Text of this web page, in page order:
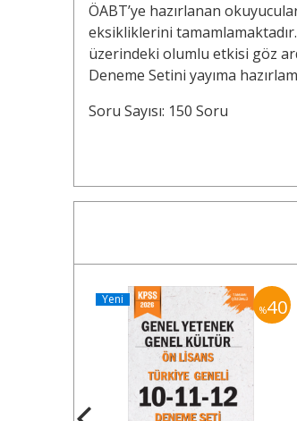
ÖABT’ye hazırlanan
eksikliklerini tamamlamaktadır.
üzerindeki olumlu etkisi göz
Deneme Setini yayıma
Soru Sayısı: 150 Soru
%40
Yeni